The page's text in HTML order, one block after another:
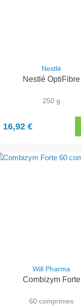
Nestlé
Nestlé OptiFibre
250 g
16,92 €
Will Pharma
Combizym Forte
60 comprimes